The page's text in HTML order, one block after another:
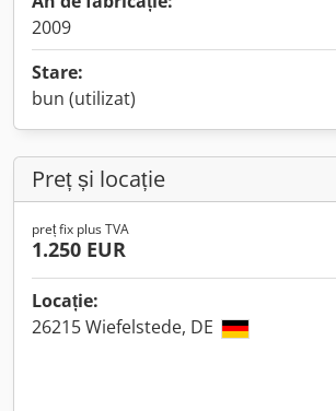
2009
Stare:
bun (utilizat)
Preț și locație
preț fix plus TVA
1.250 EUR
Locație:
26215 Wiefelstede, DE